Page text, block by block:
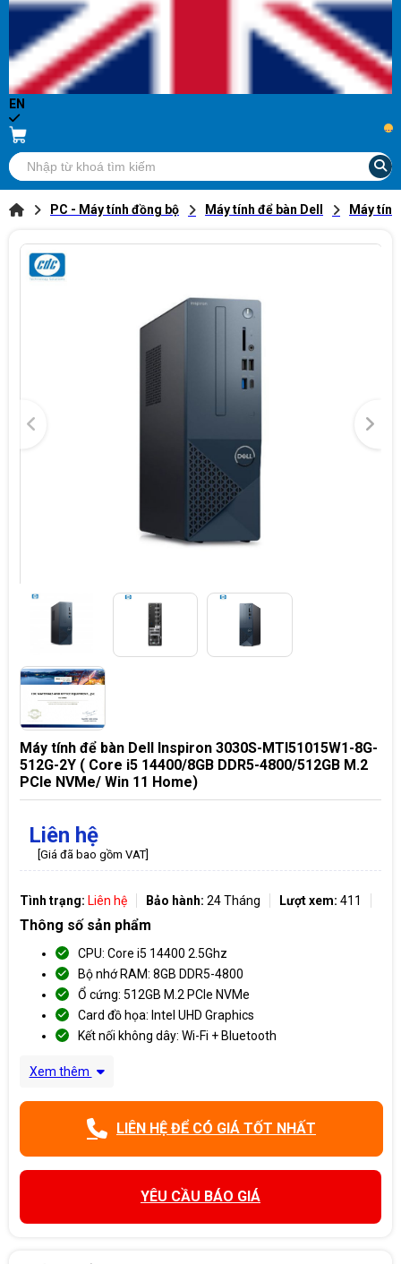
EN
...
PC - Máy tính đồng bộ Máy tính để bàn Dell Máy
Máy tính để bàn Dell Inspiron 3030S-MTI51015W1-8G-
512G-2Y ( Core i5 14400/8GB DDR5-4800/512GB M.2
PCIe NVMe/ Win 11 Home)
Liên hệ
[Giá đã bao gồm VAT]
Tình trạng: Liên hệ Bảo hành: 24 Tháng Lượt xem: 411
Thông số sản phẩm
CPU: Core i5 14400 2.5Ghz
Bộ nhớ RAM: 8GB DDR5-4800
Ổ cứng: 512GB M.2 PCIe NVMe
Card đồ họa: Intel UHD Graphics
Kết nối không dây: Wi-Fi + Bluetooth
Xem thêm
LIÊN HỆ ĐỂ CÓ GIÁ TỐT NHẤT
YÊU CẦU BÁO GIÁ